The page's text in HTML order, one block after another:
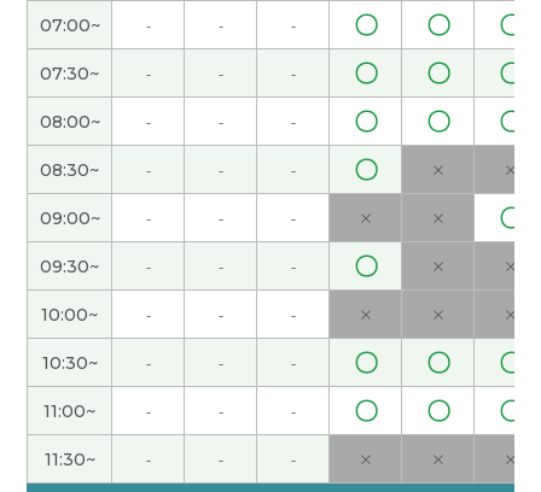
谢谢你的课！ 快递员来了。真遗憾。他寄给我老
公，不是给我，一个包裹。
谢谢。我喜欢看电视剧。比如说日本的大河剧。三
国志也挺好的。下次见
( 40代 男性 )
谢谢您的课！我的愿望是海外留学和旅游。您呢？
和您一起学中文很开心！下次见吧。( 50代 女性 )
谢谢您的热情教课！我的愿望是海外留学和旅游。
希望用中文旅游。下次课也很期待！( 50代 女性 )
谢谢您的支持和帮助！我喜欢看演唱会。和您一起
学中文很开心！下次见！
( 50代 女性 )
07:00~ - - - 〇 〇 〇
07:30~ - - - 〇 〇 〇
08:00~ - - - 〇 〇 〇
08:30~ - - - 〇 × ×
09:00~ - - - × × 〇
09:30~ - - - 〇 × ×
10:00~ - - - × × ×
10:30~ - - - 〇 〇 〇
11:00~ - - - 〇 〇 〇
11:30~ - - - × × ×